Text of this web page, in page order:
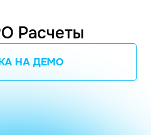
Расчеты
НА ДЕМО